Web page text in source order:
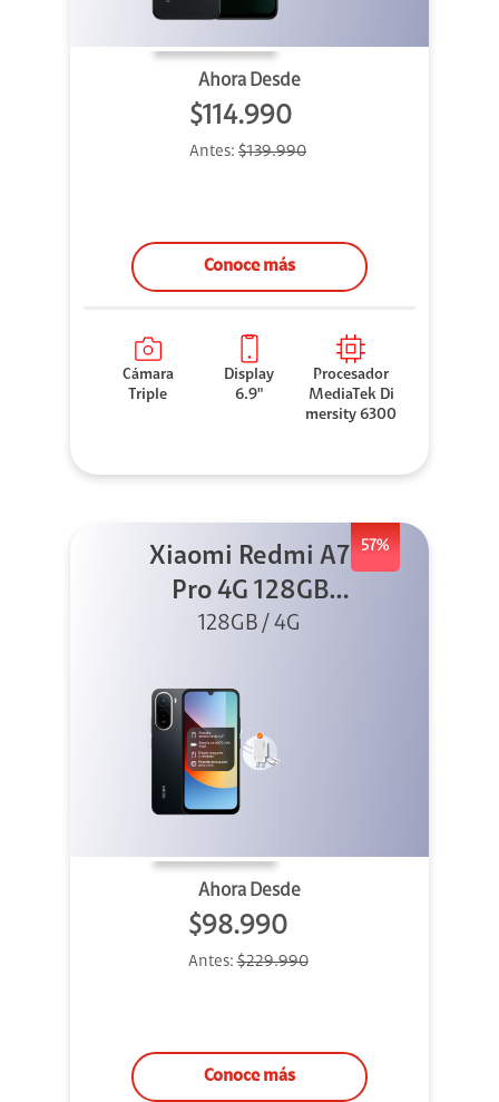
Ahora Desde
$114.990
Antes: $139.990
Conoce más
Cámara
Triple
Display
6.9"
Procesador
MediaTek Di
mersity 6300
57%
Xiaomi Redmi A7
Pro 4G 128GB
Negro +
128GB / 4G
Ahora Desde
$98.990
Antes:$229.990
Conoce más